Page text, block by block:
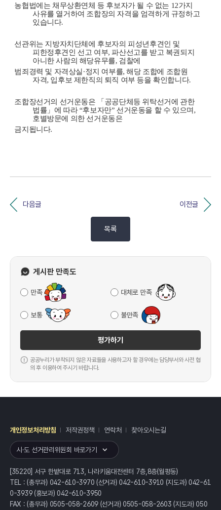
농협법에는 채무상환연체 등 후보자가 될 수 없는 12가지
사유를 열거하여 조합장의 자격을 엄격하게 규정하고
있습니다.
선관위는 지방자치단체에 후보자의 피성년후견인 및
피한정후견인 선고 여부, 파산선고를 받고 복권되지
아니한 사람의 해당유무를, 검찰에
범죄경력 및 자격상실·정지 여부를, 해당 조합에 조합원
자격, 입후보 제한직의 퇴직 여부 등을 확인합니다.
조합장선거의 선거운동은 「공공단체등 위탁선거에 관한
법률」에 따라 “후보자만” 선거운동을 할 수 있으며,
호별방문에 의한 선거운동은
금지됩니다.
다음글 이전글
목록
게시판 만족도
만족 대체로 만족
보통 불만족
평가하기
공공누리가 부착되지 않은 자료들을 사용하고자 할 경우에는 담당부서와 사전 협
의 후 이용하여 주시기 바랍니다.
개인정보처리방침 저작권정책 연락처 찾아오시는길
시·도 선거관리위원회 바로가기
[35220] 서구 한밭대로 713, 나라키움대전센터 7층,8층(월평동)
TEL : (총무과) 042-610-3970 (선거과) 042-610-3910 (지도과) 042-61
0-3939 (홍보과) 042-610-3950
FAX : (총무과) 0505-058-2609 (선거과) 0505-058-2603 (지도과) 050